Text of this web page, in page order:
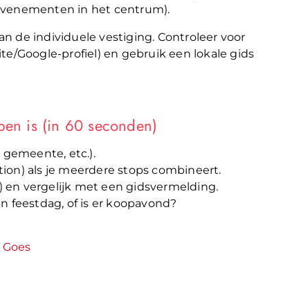
in het centrum).
de individuele vestiging. Controleer voor
Google-profiel) en gebruik een lokale gids
is (in 60 seconden)
etc.).
als je meerdere stops combineert.
en vergelijk met een gidsvermelding.
feestdag, of is er koopavond?